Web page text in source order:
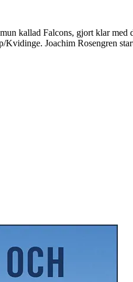
kallad Falcons, gjort klar med
Joachim Rosengren